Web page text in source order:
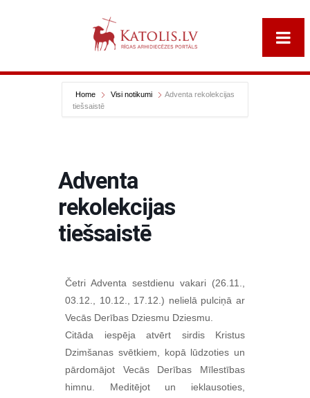
Home Visi notikumi
Adventa rekolekcijas
tiešsaistē
Adventa
rekolekcijas
tiešsaistē
Četri Adventa sestdienu vakari (26.11.,
03.12., 10.12., 17.12.) nelielā pulciņā ar
Vecās Derības Dziesmu Dziesmu.
Citāda iespēja atvērt sirdis Kristus
Dzimšanas svētkiem, kopā lūdzoties un
pārdomājot Vecās Derības Mīlestības
himnu. Meditējot un ieklausoties,